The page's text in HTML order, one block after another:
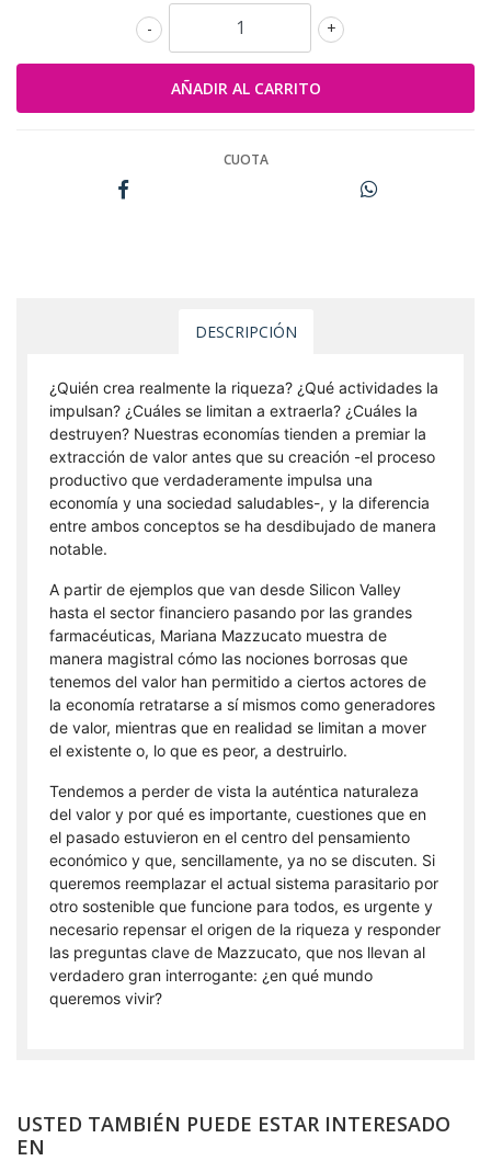
+
-
CUOTA
DESCRIPCIÓN
¿Quién crea realmente la riqueza? ¿Qué actividades la
impulsan? ¿Cuáles se limitan a extraerla? ¿Cuáles la
destruyen? Nuestras economías tienden a premiar la
extracción de valor antes que su creación -el proceso
productivo que verdaderamente impulsa una
economía y una sociedad saludables-, y la diferencia
entre ambos conceptos se ha desdibujado de manera
notable.
A partir de ejemplos que van desde Silicon Valley
hasta el sector financiero pasando por las grandes
farmacéuticas, Mariana Mazzucato muestra de
manera magistral cómo las nociones borrosas que
tenemos del valor han permitido a ciertos actores de
la economía retratarse a sí mismos como generadores
de valor, mientras que en realidad se limitan a mover
el existente o, lo que es peor, a destruirlo.
Tendemos a perder de vista la auténtica naturaleza
del valor y por qué es importante, cuestiones que en
el pasado estuvieron en el centro del pensamiento
económico y que, sencillamente, ya no se discuten. Si
queremos reemplazar el actual sistema parasitario por
otro sostenible que funcione para todos, es urgente y
necesario repensar el origen de la riqueza y responder
las preguntas clave de Mazzucato, que nos llevan al
verdadero gran interrogante: ¿en qué mundo
queremos vivir?
USTED TAMBIÉN PUEDE ESTAR INTERESADO
EN